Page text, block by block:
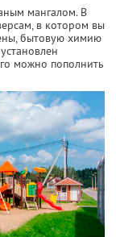
мангалом. В
в котором вы
бытовую химию
можно пополнить